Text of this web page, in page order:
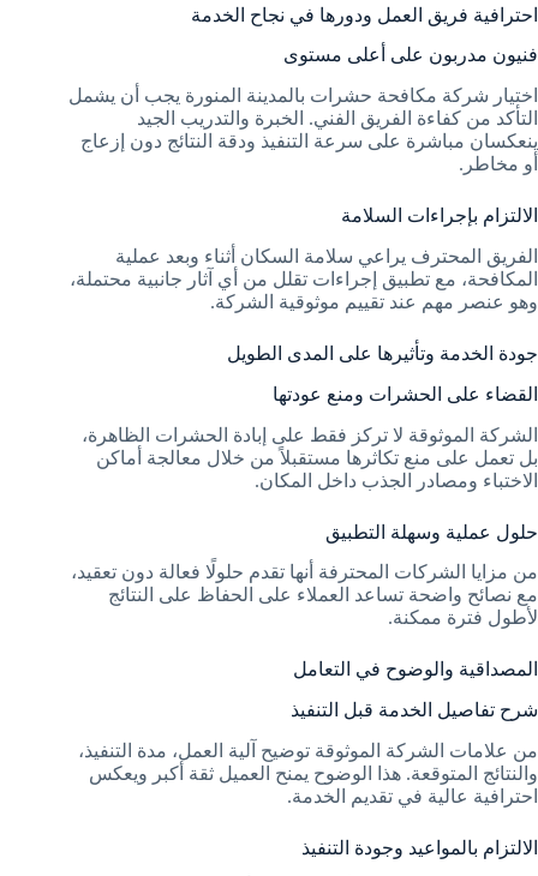
احترافية فريق العمل ودورها في نجاح الخدمة
فنيون مدربون على أعلى مستوى
اختيار شركة مكافحة حشرات بالمدينة المنورة يجب أن يشمل
التأكد من كفاءة الفريق الفني. الخبرة والتدريب الجيد
ينعكسان مباشرة على سرعة التنفيذ ودقة النتائج دون إزعاج
أو مخاطر.
الالتزام بإجراءات السلامة
الفريق المحترف يراعي سلامة السكان أثناء وبعد عملية
المكافحة، مع تطبيق إجراءات تقلل من أي آثار جانبية محتملة،
وهو عنصر مهم عند تقييم موثوقية الشركة.
جودة الخدمة وتأثيرها على المدى الطويل
القضاء على الحشرات ومنع عودتها
الشركة الموثوقة لا تركز فقط على إبادة الحشرات الظاهرة،
بل تعمل على منع تكاثرها مستقبلاً من خلال معالجة أماكن
الاختباء ومصادر الجذب داخل المكان.
حلول عملية وسهلة التطبيق
من مزايا الشركات المحترفة أنها تقدم حلولًا فعالة دون تعقيد،
مع نصائح واضحة تساعد العملاء على الحفاظ على النتائج
لأطول فترة ممكنة.
المصداقية والوضوح في التعامل
شرح تفاصيل الخدمة قبل التنفيذ
من علامات الشركة الموثوقة توضيح آلية العمل، مدة التنفيذ،
والنتائج المتوقعة. هذا الوضوح يمنح العميل ثقة أكبر ويعكس
احترافية عالية في تقديم الخدمة.
الالتزام بالمواعيد وجودة التنفيذ